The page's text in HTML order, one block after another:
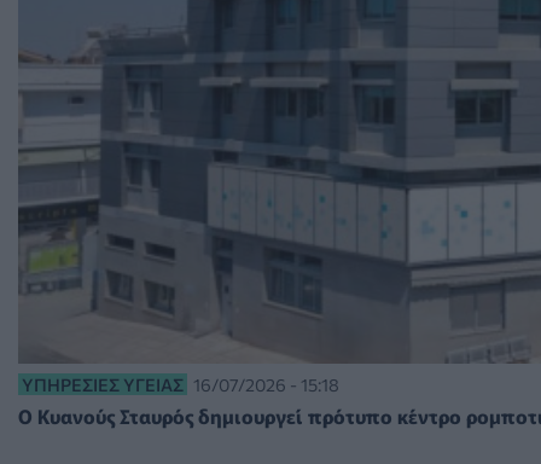
ΥΠΗΡΕΣΊΕΣ ΥΓΕΊΑΣ 16/07/2026 - 15:18
Ο Κυανούς Σταυρός δημιουργεί πρότυπο κέντρο